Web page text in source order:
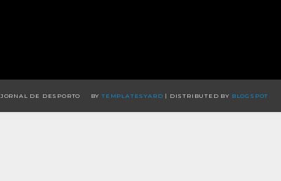
JORNAL DE DESPORTO BY TEMPLATESYARD | DISTRIBUTED BY BLOGSPOT